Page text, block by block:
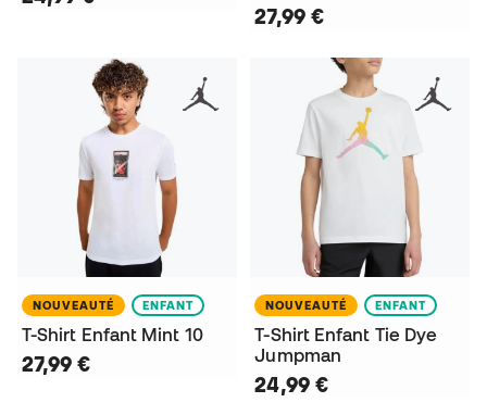
27,99 €
NOUVEAUTÉ ENFANT
T-Shirt Enfant Mint 10
27,99 €
NOUVEAUTÉ ENFANT
T-Shirt Enfant Tie Dye
Jumpman
24,99 €